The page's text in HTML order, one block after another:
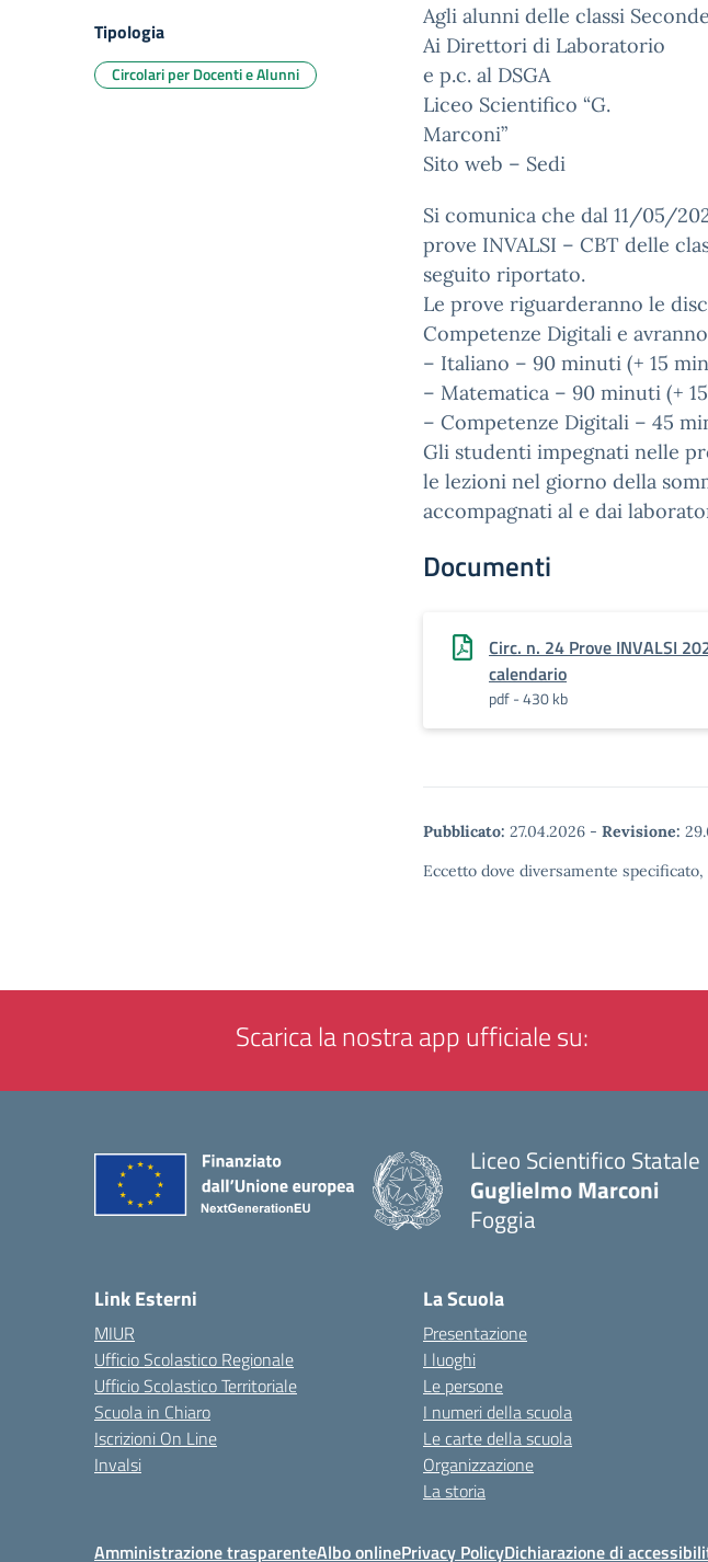
Agli alunni delle classi Seconde
Ai Direttori di Laboratorio
e p.c. al DSGA
Liceo Scientifico “G.
Marconi”
Sito web – Sedi
Si comunica che dal 11/05/
prove INVALSI – CBT delle
seguito riportato.
Le prove riguarderanno le
Competenze Digitali e
– Italiano – 90 minuti (+ 15
– Matematica – 90 minuti (+
– Competenze Digitali – 45
Gli studenti impegnati nelle
le lezioni nel giorno della
accompagnati al e dai
Documenti
Circ. n. 24 Prove INVALSI
calendario
pdf - 430 kb
Pubblicato: 27.04.2026 - Revisione:
Eccetto dove diversamente
Tipologia
Circolari per Docenti e Alunni
Scarica la nostra app ufficiale su:
Liceo Scientifico Statale
Guglielmo Marconi
Foggia
Link Esterni
MIUR
Ufficio Scolastico Regionale
Ufficio Scolastico Territoriale
Scuola in Chiaro
Iscrizioni On Line
Invalsi
La Scuola
Presentazione
I luoghi
Le persone
I numeri della scuola
Le carte della scuola
Organizzazione
La storia
Amministrazione trasparenteAlbo onlinePrivacy PolicyDichiarazione di